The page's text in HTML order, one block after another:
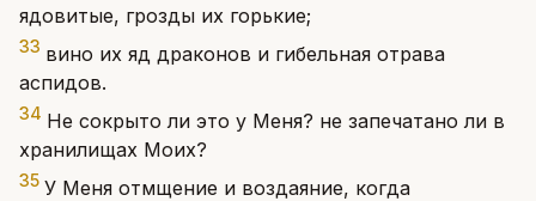
ядовитые, грозды их горькие;
33 вино их яд драконов и гибельная отрава
аспидов.
34 Не сокрыто ли это у Меня? не запечатано ли в
хранилищах Моих?
35 У Меня отмщение и воздаяние, когда